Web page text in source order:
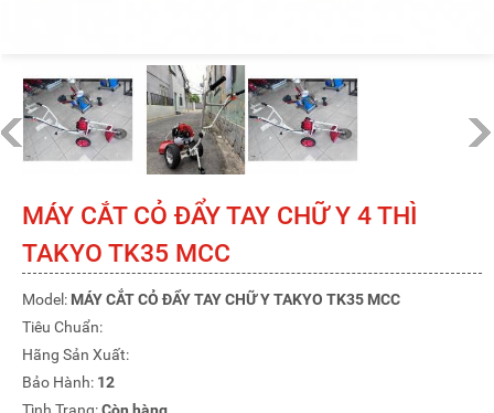
MÁY CẮT CỎ ĐẨY TAY CHỮ Y 4 THÌ
TAKYO TK35 MCC
Model: MÁY CẮT CỎ ĐẨY TAY CHỮ Y TAKYO TK35 MCC
Tiêu Chuẩn:
Hãng Sản Xuất:
Bảo Hành: 12